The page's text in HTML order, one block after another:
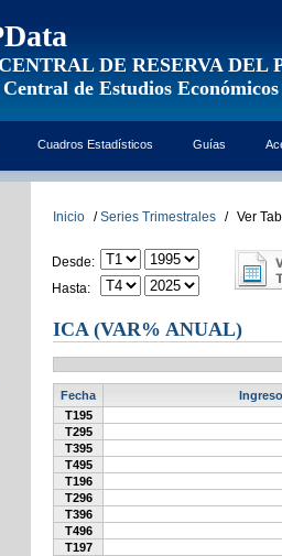
DE RESERVA DEL
de Estudios Económicos
Cuadros Estadísticos Guías
Inicio / Series Trimestrales / Ver
Desde:
Hasta:
ICA (VAR% ANUAL)
Fecha
T195
T295
T395
T495
T196
T296
T396
T496
T197